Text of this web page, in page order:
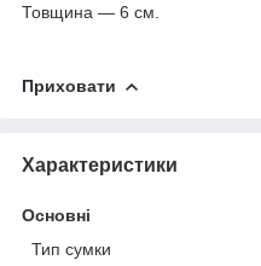
Товщина — 6 см.
Приховати
Характеристики
Основні
Тип сумки